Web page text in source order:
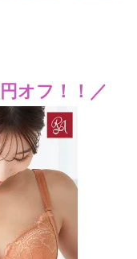
オフ！！／